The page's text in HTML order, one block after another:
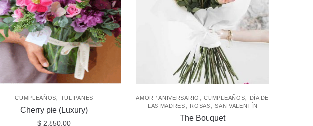
CUMPLEAÑOS, TULIPANES
Cherry pie (Luxury)
$ 2,850.00
AMOR / ANIVERSARIO ,CUMPLEAÑOS,
DÍA DE
LAS MADRES, ROSAS,SAN VALENTÍN
The Bouquet